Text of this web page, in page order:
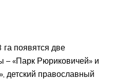
появятся две
– «Парк Рюриковичей» и
детский православный